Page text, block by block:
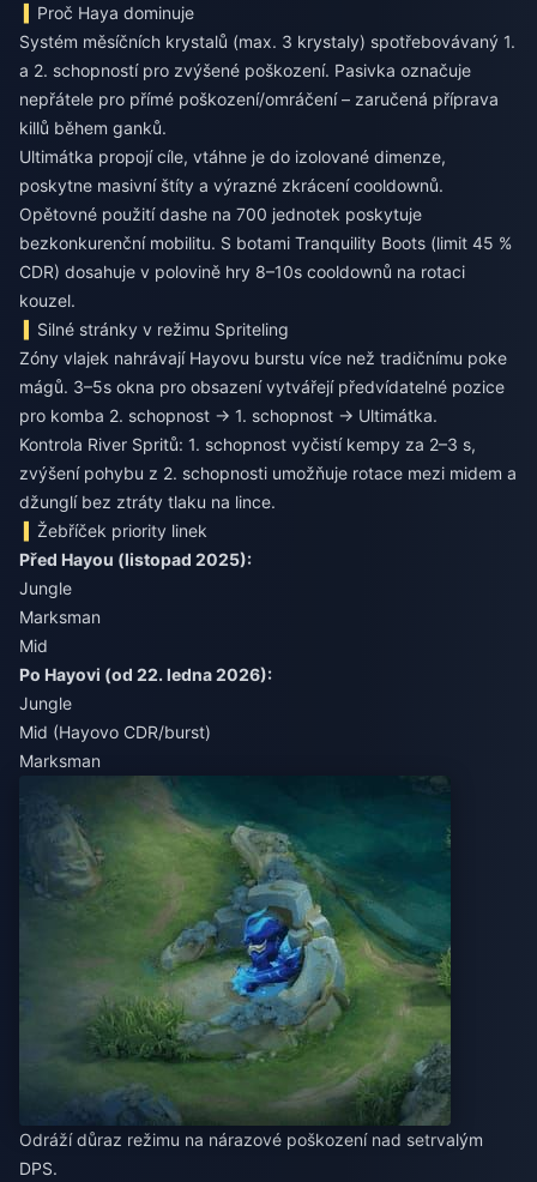
Proč Haya dominuje
Systém měsíčních krystalů (max. 3 krystaly) spotřebovávaný 1.
a 2. schopností pro zvýšené poškození. Pasivka označuje
nepřátele pro přímé poškození/omráčení – zaručená příprava
killů během ganků.
Ultimátka propojí cíle, vtáhne je do izolované dimenze,
poskytne masivní štíty a výrazné zkrácení cooldownů.
Opětovné použití dashe na 700 jednotek poskytuje
bezkonkurenční mobilitu. S botami Tranquility Boots (limit 45 %
CDR) dosahuje v polovině hry 8–10s cooldownů na rotaci
kouzel.
Silné stránky v režimu Spriteling
Zóny vlajek nahrávají Hayovu burstu více než tradičnímu poke
mágů. 3–5s okna pro obsazení vytvářejí předvídatelné pozice
pro komba 2. schopnost → 1. schopnost → Ultimátka.
Kontrola River Spritů: 1. schopnost vyčistí kempy za 2–3 s,
zvýšení pohybu z 2. schopnosti umožňuje rotace mezi midem a
džunglí bez ztráty tlaku na lince.
Žebříček priority linek
Před Hayou (listopad 2025):
Jungle
Marksman
Mid
Po Hayovi (od 22. ledna 2026):
Jungle
Mid (Hayovo CDR/burst)
Marksman
Odráží důraz režimu na nárazové poškození nad setrvalým
DPS.